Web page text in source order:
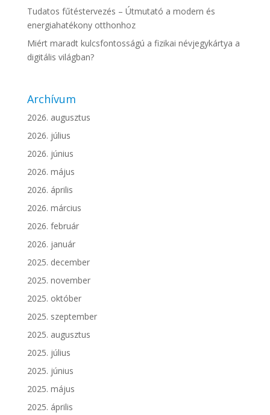
Tudatos fűtéstervezés – Útmutató a modern és
energiahatékony otthonhoz
Miért maradt kulcsfontosságú a fizikai névjegykártya a
digitális világban?
Archívum
2026. augusztus
2026. július
2026. június
2026. május
2026. április
2026. március
2026. február
2026. január
2025. december
2025. november
2025. október
2025. szeptember
2025. augusztus
2025. július
2025. június
2025. május
2025. április